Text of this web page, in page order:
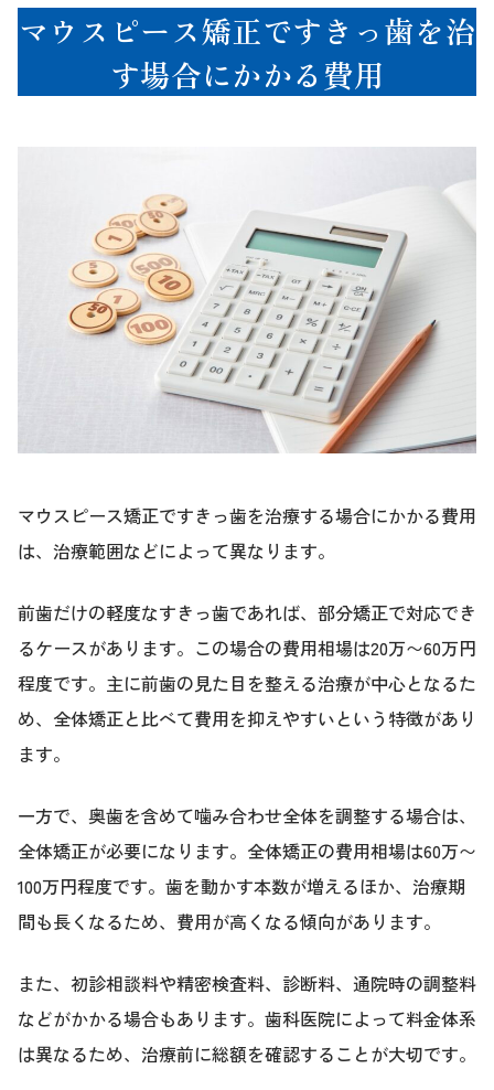
マウスピース矯正ですきっ歯を治
す場合にかかる費用
マウスピース矯正ですきっ歯を治療する場合にかかる費用
は、治療範囲などによって異なります。
前歯だけの軽度なすきっ歯であれば、部分矯正で対応でき
るケースがあります。この場合の費用相場は20万〜60万円
程度です。主に前歯の見た目を整える治療が中心となるた
め、全体矯正と比べて費用を抑えやすいという特徴があり
ます。
一方で、奥歯を含めて噛み合わせ全体を調整する場合は、
全体矯正が必要になります。全体矯正の費用相場は60万〜
100万円程度です。歯を動かす本数が増えるほか、治療期
間も長くなるため、費用が高くなる傾向があります。
また、初診相談料や精密検査料、診断料、通院時の調整料
などがかかる場合もあります。歯科医院によって料金体系
は異なるため、治療前に総額を確認することが大切です。